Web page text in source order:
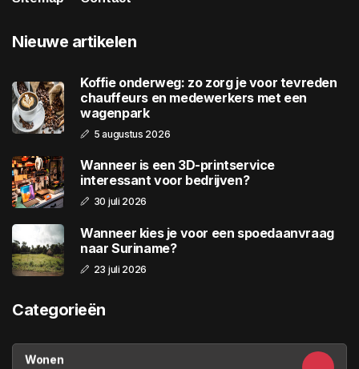
Nieuwe artikelen
Koffie onderweg: zo zorg je voor tevreden
chauffeurs en medewerkers met een
wagenpark
5 augustus 2026
Wanneer is een 3D-printservice
interessant voor bedrijven?
30 juli 2026
Wanneer kies je voor een spoedaanvraag
naar Suriname?
23 juli 2026
Categorieën
Wonen